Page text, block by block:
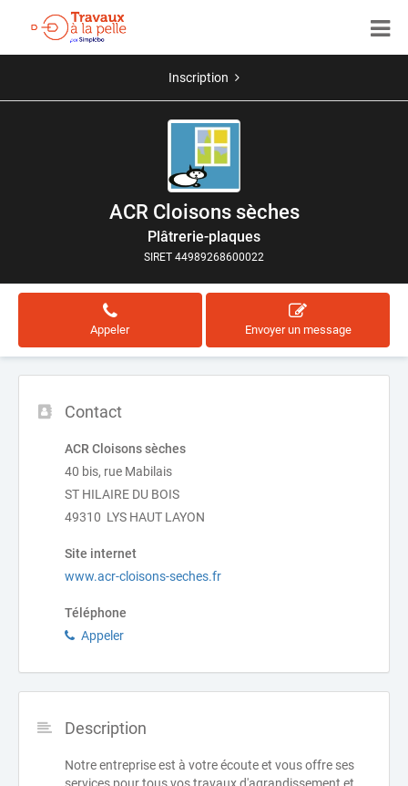
Inscription
ACR Cloisons sèches
Plâtrerie-plaques
SIRET 44989268600022
Appeler Envoyer un message
Contact
ACR Cloisons sèches
40 bis, rue Mabilais
ST HILAIRE DU BOIS
49310 LYS HAUT LAYON
Site internet
www.acr-cloisons-seches.fr
Téléphone
Appeler
Description
Notre entreprise est à votre écoute et vous offre ses